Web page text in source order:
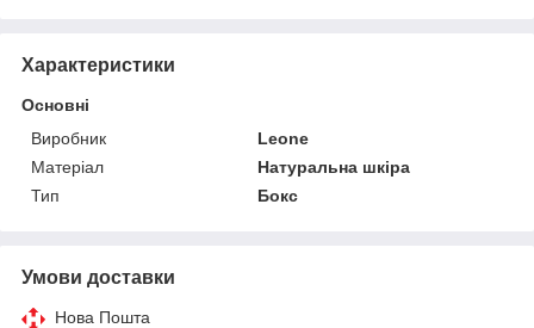
Характеристики
Основні
Виробник
Leone
Матеріал
Натуральна шкіра
Тип
Бокс
Умови доставки
Нова Пошта